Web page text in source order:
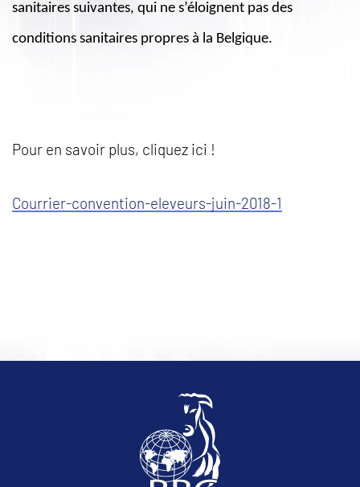
sanitaires suivantes, qui ne s’éloignent pas des
conditions sanitaires propres à la Belgique.
Pour en savoir plus, cliquez ici !
Courrier-convention-eleveurs-juin-2018-1